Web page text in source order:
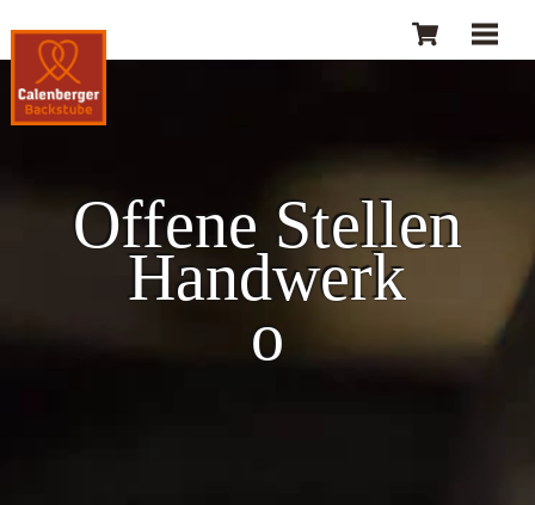
to
content
Cart
Offene Stellen
Handwerk